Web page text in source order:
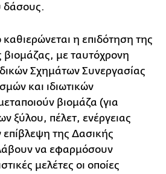
δάσους.
η επιδότηση της
με ταυτόχρονη
Σχημάτων Συνεργασίας
και ιδιωτικών
βιομάζα (για
ξύλου, πέλετ, ενέργειας
της Δασικής
να εφαρμόσουν
μελέτες οι οποίες